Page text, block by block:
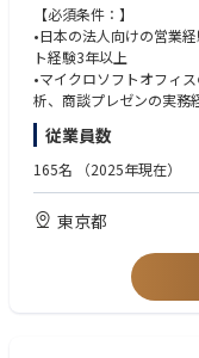
また、当ポジションは代
い合わせに対して、購入
（リピーター）を高める
迅速かつ的確に提供でき
サイドセールスの枠を
挑戦的なポジションでも
•代理店への営業活動（
•代理店と定期商談の実
フォローアップ、入札案
【必須条件：】
•日本の法人向けの営業
ト経験3年以上
•マイクロソフトオフィ
析、商談プレゼンの実務
•情報収集、販売戦略の
る方
•マージン構造への理解
【歓迎条件（Nice to have
•パソコン業界もしくは
•Salesforceの利用経験が
•パソコンメーカーにお
•英語または中国語での
従業員数
165名 （2025年現在）
東京都